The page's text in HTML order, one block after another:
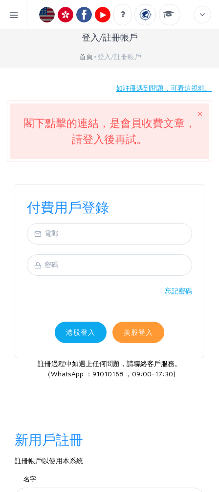
登入/註冊帳戶
首頁 登入/註冊帳戶
如註冊遇到問題，可看這視頻。
閣下點擊的連結，是會員收費文章，
請登入後再試。
付費用戶登錄
忘記密碼
港股登入 美股登入
註冊過程中如遇上任何問題，請聯絡客戶服務。
（WhatsApp ：91010168 ，09:00-17:30)
新用戶註冊
註冊帳戶以使用本系統
名字